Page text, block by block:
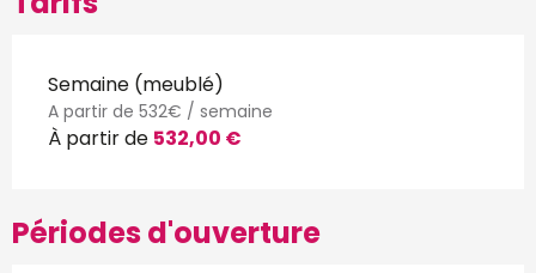
Semaine (meublé)
A partir de 532€ / semaine
À partir de 532,00 €
Périodes d'ouverture